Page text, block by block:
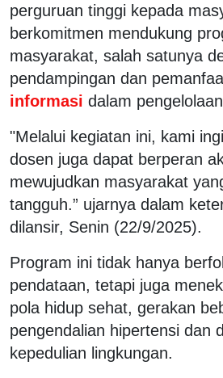
perguruan tinggi kepada
berkomitmen mendukung
masyarakat, salah satunya
pendampingan dan
informasi dalam
"Melalui kegiatan ini, kami
dosen juga dapat berperan
mewujudkan masyarakat
tangguh.” ujarnya dalam
dilansir, Senin (22/9/2025).
Program ini tidak hanya
pendataan, tetapi juga
pola hidup sehat, gerakan
pengendalian hipertensi dan
kepedulian lingkungan.